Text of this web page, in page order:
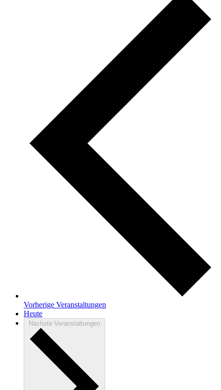
Vorherige Veranstaltungen
Heute
Nächste Veranstaltungen